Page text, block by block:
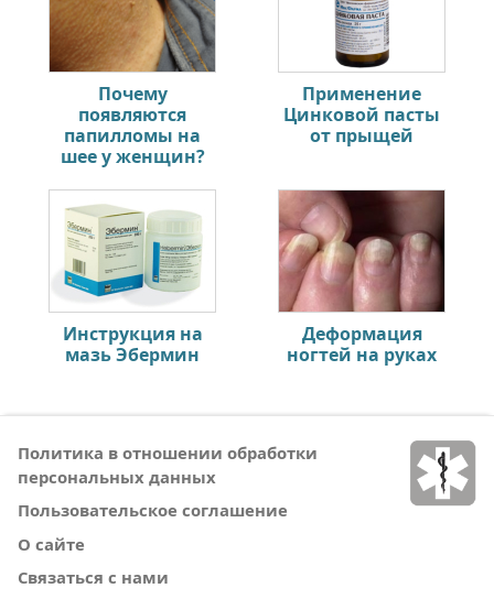
Почему
появляются
папилломы на
шее у женщин?
Применение
Цинковой пасты
от прыщей
Инструкция на
мазь Эбермин
Деформация
ногтей на руках
Политика в отношении обработки
персональных данных
Пользовательское соглашение
О сайте
Связаться с нами